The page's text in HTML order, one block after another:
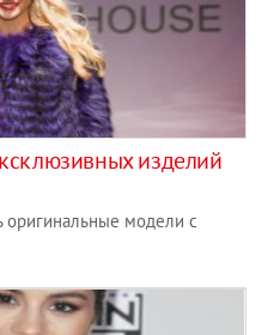
изделий
оригинальные модели с